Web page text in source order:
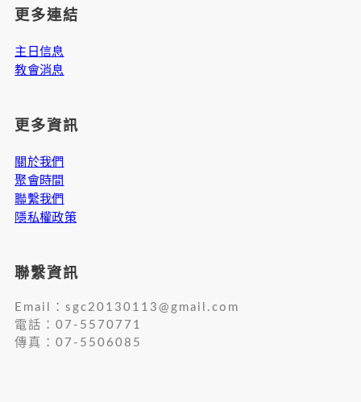
更多連結
主日信息
教會消息
更多資訊
關於我們
聚會時間
聯繫我們
隱私權政策
聯繫資訊
Email：sgc20130113@gmail.com
電話：07-5570771
傳真：07-5506085